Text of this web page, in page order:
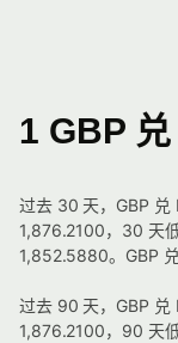
1 GBP
过去 30 天，GBP 兑
1,876.2100，30 天
1,852.5880。GBP
过去 90 天，GBP 兑
1,876.2100，90 天